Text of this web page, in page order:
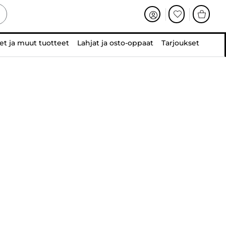
ja muut tuotteet Lahjat ja osto-oppaat Tarjoukset